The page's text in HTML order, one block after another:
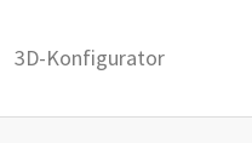
3D-Konfigurator